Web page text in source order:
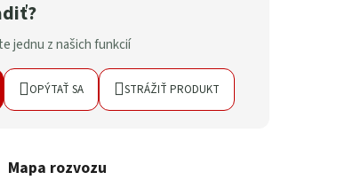
jednu z našich funkcií
OPÝTAŤ SA STRÁŽIŤ PRODUKT
Mapa rozvozu